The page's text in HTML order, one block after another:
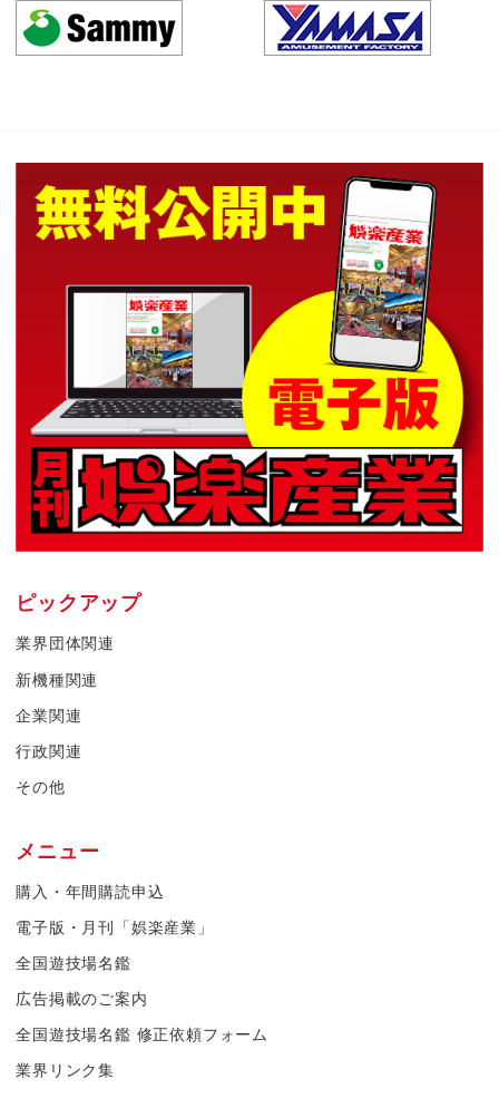
ピックアップ
業界団体関連
新機種関連
企業関連
行政関連
その他
メニュー
購入・年間購読申込
電子版・月刊「娯楽産業」
全国遊技場名鑑
広告掲載のご案内
全国遊技場名鑑 修正依頼フォーム
業界リンク集